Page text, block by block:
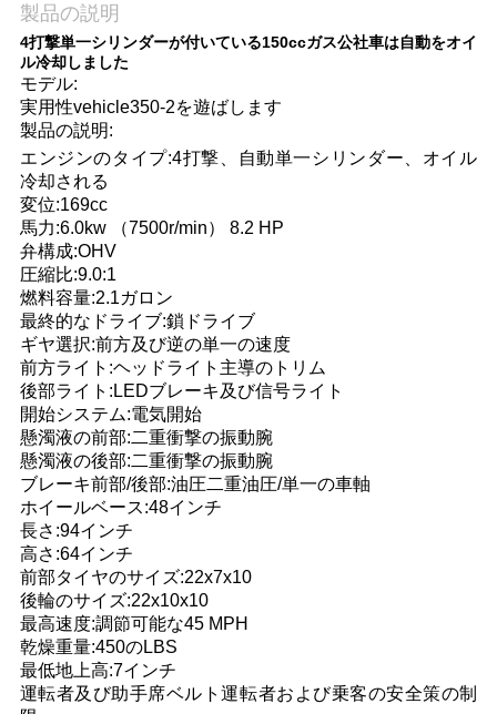
連
絡
し
な
さ
い
引
用
を
要
求
し
な
さ
い
製品の説明
4打撃単一シリンダーが付いている150ccガス公社車は自動をオイ
ル冷却しました
モデル:
実用性vehicle350-2を遊ばします
製品の説明:
エンジンのタイプ:4打撃、自動単一シリンダー、オイル
冷却される
変位:169cc
馬力:6.0kw （7500r/min） 8.2 HP
弁構成:OHV
圧縮比:9.0:1
燃料容量:2.1ガロン
最終的なドライブ:鎖ドライブ
ギヤ選択:前方及び逆の単一の速度
前方ライト:ヘッドライト主導のトリム
後部ライト:LEDブレーキ及び信号ライト
開始システム:電気開始
懸濁液の前部:二重衝撃の振動腕
懸濁液の後部:二重衝撃の振動腕
ブレーキ前部/後部:油圧二重油圧/単一の車軸
ホイールベース:48インチ
長さ:94インチ
高さ:64インチ
前部タイヤのサイズ:22x7x10
後輪のサイズ:22x10x10
最高速度:調節可能な45 MPH
乾燥重量:450のLBS
最低地上高:7インチ
運転者及び助手席ベルト運転者および乗客の安全策の制